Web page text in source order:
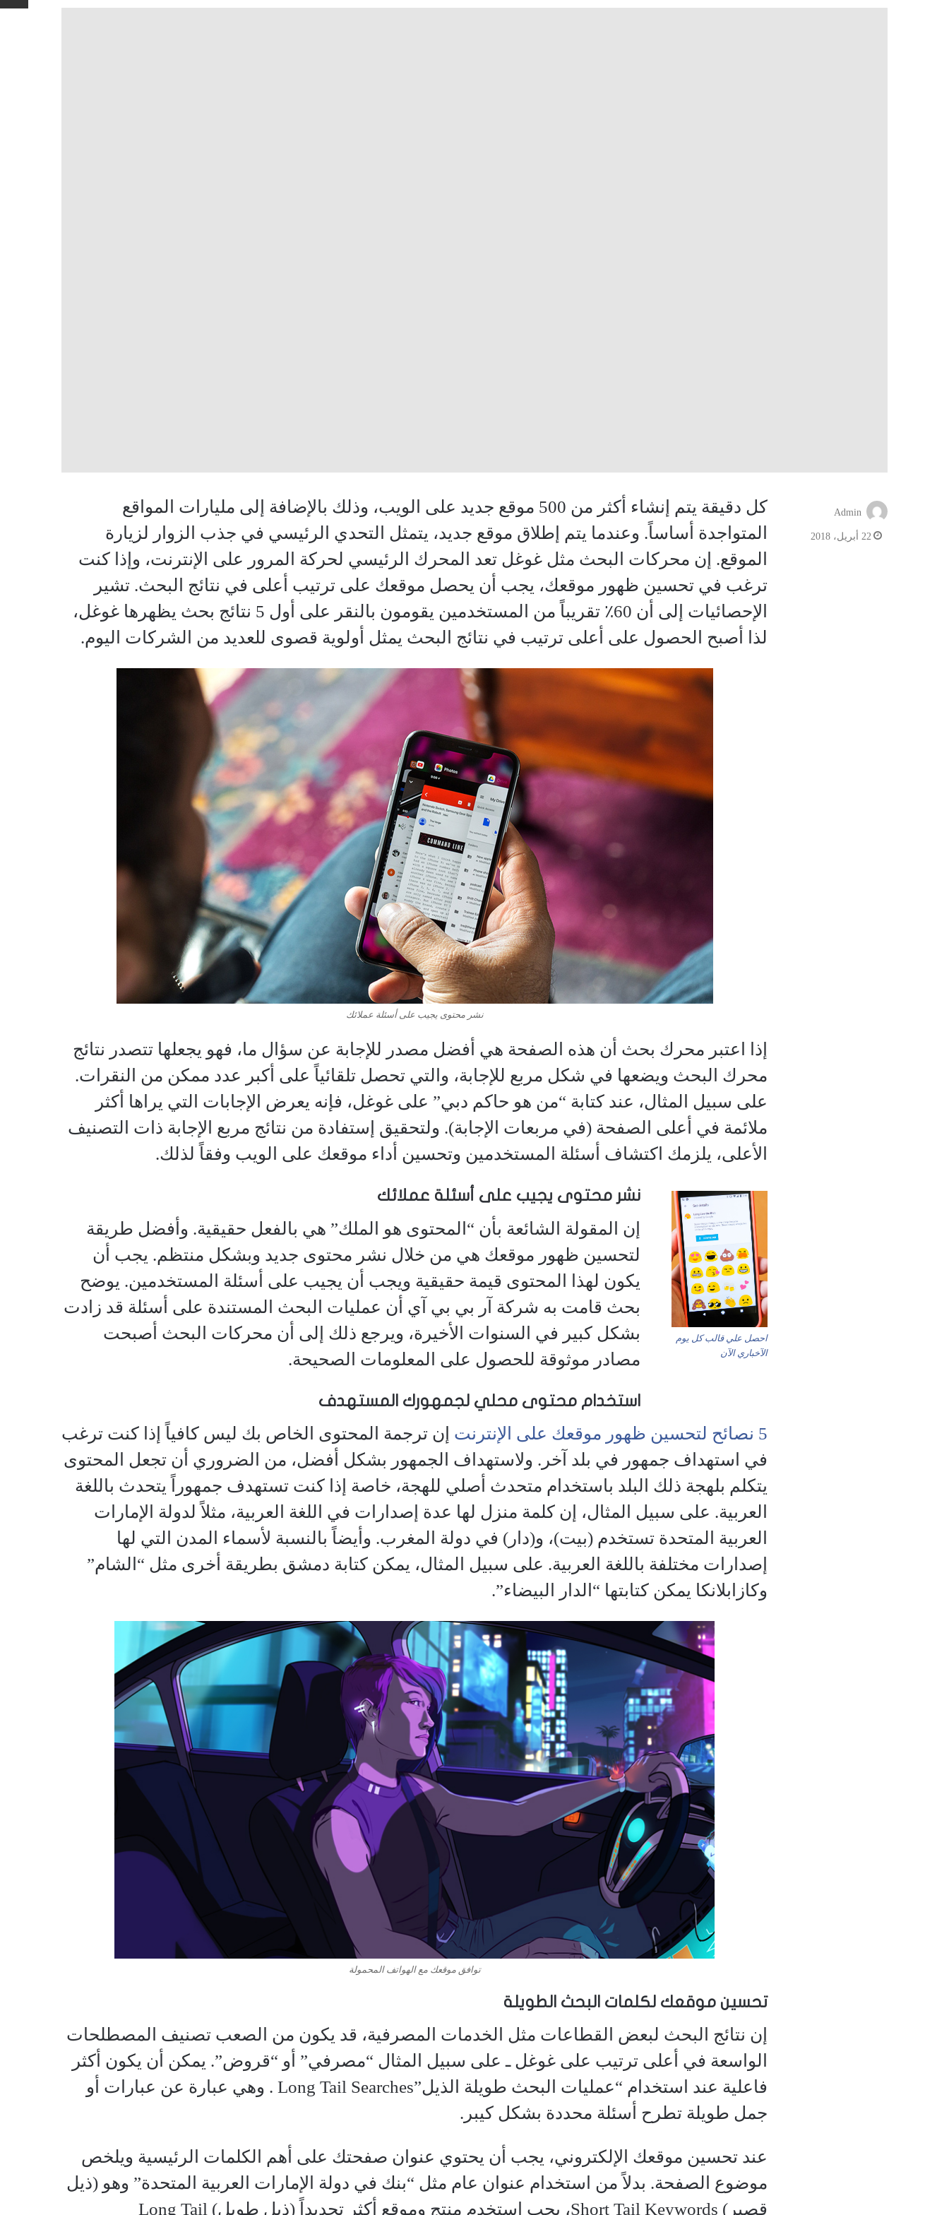
كل دقيقة يتم إنشاء أكثر من 500 موقع جديد على الويب، وذلك بالإضافة إلى مليارات المواقع
المتواجدة أساساً. وعندما يتم إطلاق موقع جديد، يتمثل التحدي الرئيسي في جذب الزوار لزيارة
الموقع. إن محركات البحث مثل غوغل تعد المحرك الرئيسي لحركة المرور على الإنترنت، وإذا كنت
ترغب في تحسين ظهور موقعك، يجب أن يحصل موقعك على ترتيب أعلى في نتائج البحث. تشير
الإحصائيات إلى أن 60٪ تقريباً من المستخدمين يقومون بالنقر على أول 5 نتائج بحث يظهرها غوغل،
لذا أصبح الحصول على أعلى ترتيب في نتائج البحث يمثل أولوية قصوى للعديد من الشركات اليوم.
نشر محتوى يجيب على أسئلة عملائك
إذا اعتبر محرك بحث أن هذه الصفحة هي أفضل مصدر للإجابة عن سؤال ما، فهو يجعلها تتصدر نتائج
محرك البحث ويضعها في شكل مربع للإجابة، والتي تحصل تلقائياً على أكبر عدد ممكن من النقرات.
على سبيل المثال، عند كتابة “من هو حاكم دبي” على غوغل، فإنه يعرض الإجابات التي يراها أكثر
ملائمة في أعلى الصفحة (في مربعات الإجابة). ولتحقيق إستفادة من نتائج مربع الإجابة ذات التصنيف
الأعلى، يلزمك اكتشاف أسئلة المستخدمين وتحسين أداء موقعك على الويب وفقاً لذلك.
احصل علي قالب كل يوم
الآخباري الآن
نشر محتوى يجيب على أسئلة عملائك
إن المقولة الشائعة بأن “المحتوى هو الملك” هي بالفعل حقيقية. وأفضل طريقة
لتحسين ظهور موقعك هي من خلال نشر محتوى جديد وبشكل منتظم. يجب أن
يكون لهذا المحتوى قيمة حقيقية ويجب أن يجيب على أسئلة المستخدمين. يوضح
بحث قامت به شركة آر بي بي آي أن عمليات البحث المستندة على أسئلة قد زادت
بشكل كبير في السنوات الأخيرة، ويرجع ذلك إلى أن محركات البحث أصبحت
مصادر موثوقة للحصول على المعلومات الصحيحة.
استخدام محتوى محلي لجمهورك المستهدف
5 نصائح لتحسين ظهور موقعك على الإنترنت
إن ترجمة المحتوى الخاص بك ليس كافياً إذا كنت ترغب
في استهداف جمهور في بلد آخر. ولاستهداف الجمهور بشكل أفضل، من الضروري أن تجعل المحتوى
يتكلم بلهجة ذلك البلد باستخدام متحدث أصلي للهجة، خاصة إذا كنت تستهدف جمهوراً يتحدث باللغة
العربية. على سبيل المثال، إن كلمة منزل لها عدة إصدارات في اللغة العربية، مثلاً لدولة الإمارات
العربية المتحدة تستخدم (بيت)، و(دار) في دولة المغرب. وأيضاً بالنسبة لأسماء المدن التي لها
إصدارات مختلفة باللغة العربية. على سبيل المثال، يمكن كتابة دمشق بطريقة أخرى مثل “الشام”
وكازابلانكا يمكن كتابتها “الدار البيضاء”.
توافق موقعك مع الهواتف المحمولة
تحسين موقعك لكلمات البحث الطويلة
إن نتائج البحث لبعض القطاعات مثل الخدمات المصرفية، قد يكون من الصعب تصنيف المصطلحات
الواسعة في أعلى ترتيب على غوغل ـ على سبيل المثال “مصرفي” أو “قروض”. يمكن أن يكون أكثر
فاعلية عند استخدام “عمليات البحث طويلة الذيل”Long Tail Searches . وهي عبارة عن عبارات أو
جمل طويلة تطرح أسئلة محددة بشكل كيبر.
عند تحسين موقعك الإلكتروني، يجب أن يحتوي عنوان صفحتك على أهم الكلمات الرئيسية ويلخص
موضوع الصفحة. بدلاً من استخدام عنوان عام مثل “بنك في دولة الإمارات العربية المتحدة” وهو (ذيل
قصير) Short Tail Keywords، يجب استخدم منتج وموقع أكثر تحديداً (ذيل طويل) Long Tail
Admin
22 أبريل، 2018